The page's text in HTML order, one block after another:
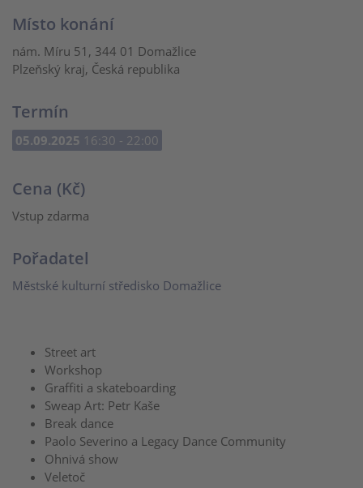
Street art
Workshop
Graffiti a skateboarding
Sweap Art: Petr Kaše
Break dance
Paolo Severino a Legacy Dance Community
Ohnivá show
Veletoč
Místo konání
nám. Míru 51, 344 01 Domažlice
Plzeňský kraj, Česká republika
Termín
05.09.2025 16:30 - 22:00
Cena (Kč)
Vstup zdarma
Pořadatel
Městské kulturní středisko Domažlice